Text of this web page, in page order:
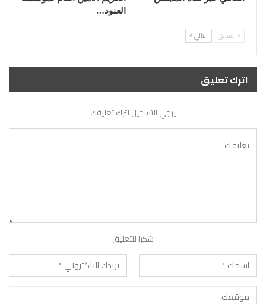
العنود…
السابق التالي
اترك تعليق
يرجي التسجيل لترك تعليقك
شكرا للتعليق